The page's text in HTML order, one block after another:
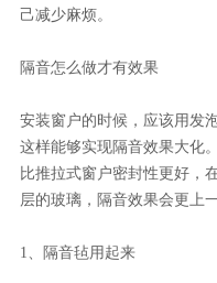
己减少麻烦。
隔音怎么做才有效果
安装窗户的时候，应该用发
这样能够实现隔音效果大化
比推拉式窗户密封性更好，
层的玻璃，隔音效果会更上
1、隔音毡用起来